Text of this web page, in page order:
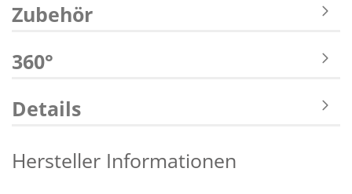
Zubehör
360°
Details
Hersteller Informationen